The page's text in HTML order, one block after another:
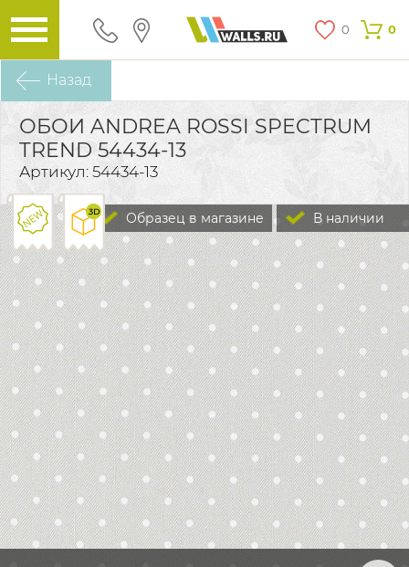
0 0
Назад
ОБОИ ANDREA ROSSI SPECTRUM
TREND 54434-13
Артикул: 54434-13
В наличии
Образец в магазине